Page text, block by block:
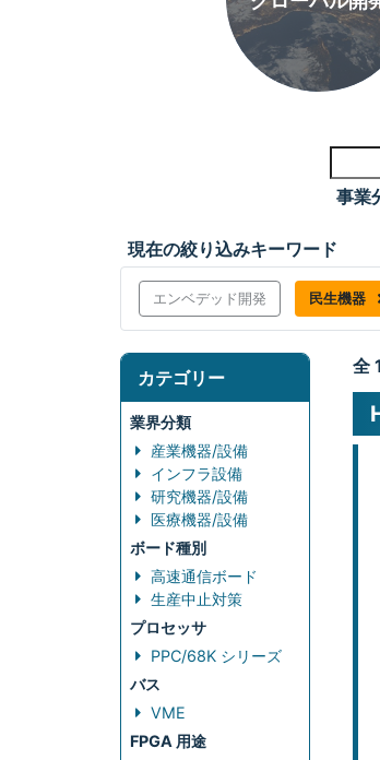
事業
現在の絞り込みキーワード
エンベデッド開発 民生機器
カテゴリー
業界分類
産業機器/設備
インフラ設備
研究機器/設備
医療機器/設備
ボード種別
高速通信ボード
生産中止対策
プロセッサ
PPC/68K シリーズ
バス
VME
FPGA 用途
全